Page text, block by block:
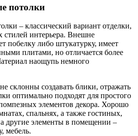
потолки
– классический вариант отделки,
стилей интерьера. Внешне
побелку либо штукатурку, имеет
плитами, но отличается более
наощупь немного
склонны создавать блики, отражать
оптимально подходят для простого
элементов декора. Хорошо
спальнях, а также гостиных,
другие элементы в помещении –
мебель.